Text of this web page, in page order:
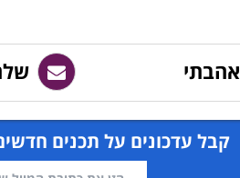
אהבתי
קבל עדכונים על תכנים